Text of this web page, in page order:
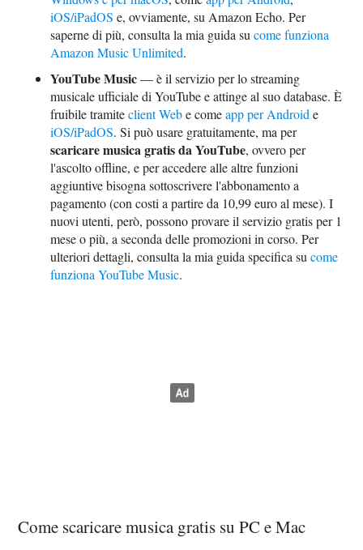
iOS/iPadOS e, ovviamente, su Amazon Echo. Per
saperne di più, consulta la mia guida sucome funziona
Amazon Music Unlimited.
YouTube Music— è il servizio per lo streaming
musicale ufficiale di YouTube e attinge al suo database. È
fruibile tramiteclient Webe comeapp per Android e
iOS/iPadOS. Si può usare gratuitamente, ma per
scaricare musica gratis da YouTube, ovvero per
l'ascolto offline, e per accedere alle altre funzioni
aggiuntive bisogna sottoscrivere l'abbonamento a
pagamento (con costi a partire da 10,99 euro al mese). I
nuovi utenti, però, possono provare il servizio gratis per 1
mese o più, a seconda delle promozioni in corso. Per
ulteriori dettagli, consulta la mia guida specifica sucome
funziona YouTube Music.
Come scaricare musica gratis su PC e Mac